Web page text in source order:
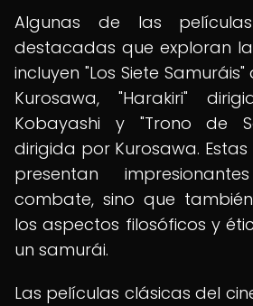
Algunas de las
destacadas que exploran
incluyen "Los Siete
Kurosawa, "Harakiri"
Kobayashi y "Trono de
dirigida por Kurosawa.
presentan
combate, sino que
los aspectos filosóficos y
un samurái.
Las películas clásicas del